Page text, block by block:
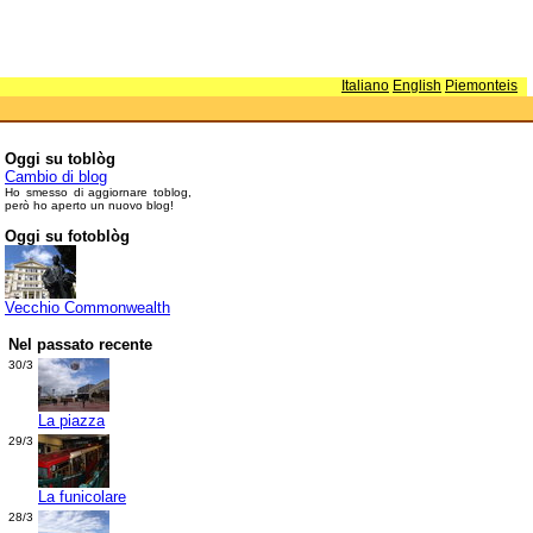
Italiano English Piemonteis
Oggi su toblòg
Cambio di blog
Ho smesso di aggiornare toblog,
però ho aperto un nuovo blog!
Oggi su fotoblòg
Vecchio Commonwealth
Nel passato recente
30/3
La piazza
29/3
La funicolare
28/3